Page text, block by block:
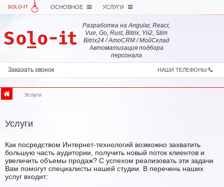
SOLO-IT ОСНОВНОЕ УСЛУГИ
Заказать звонок НАШИ ТЕЛЕФОНЫ
Разработка на Angular, React,
Vue, Go, Rust, Bitrix, Yii2, Slim
Bitrix24 / AmoCRM / МойСклад
Автоматизация подбора
персонала
Услуги
Услуги
Как посредством Интернет-технологий возможно захватить
большую часть аудитории, получить новый поток клиентов и
увеличить объемы продаж? С успехом реализовать эти задачи
Вам помогут специалисты нашей студии. В перечень наших
услуг входит: